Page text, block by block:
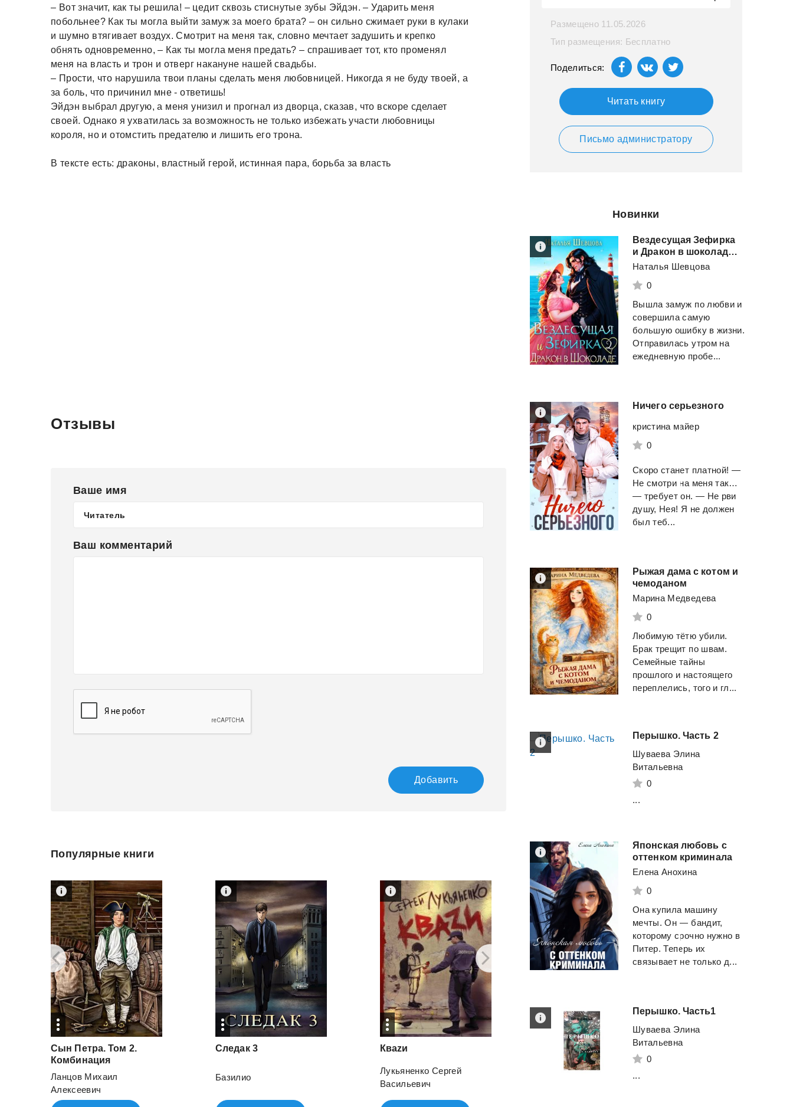
– Вот значит, как ты решила! – цедит сквозь стиснутые зубы Эйдэн. – Ударить меня
побольнее? Как ты могла выйти замуж за моего брата? – он сильно сжимает руки в кулаки
и шумно втягивает воздух. Смотрит на меня так, словно мечтает задушить и крепко
обнять одновременно, – Как ты могла меня предать? – спрашивает тот, кто променял
меня на власть и трон и отверг накануне нашей свадьбы.
– Прости, что нарушила твои планы сделать меня любовницей. Никогда я не буду твоей, а
за боль, что причинил мне - ответишь!
Эйдэн выбрал другую, а меня унизил и прогнал из дворца, сказав, что вскоре сделает
своей. Однако я ухватилась за возможность не только избежать участи любовницы
короля, но и отомстить предателю и лишить его трона.
В тексте есть: драконы, властный герой, истинная пара, борьба за власть
Отзывы
Ваше имя
Ваш комментарий
Добавить
Популярные книги
Сын Петра. Том 2.
Комбинация
Ланцов Михаил
Алексеевич
Следак 3
Базилио
Кваzи
Лукьяненко Сергей
Васильевич
Мажор 3
Соколов Вячеслав
Размещено 11.05.2026
Тип размещения: Бесплатно
Поделиться:
Читать книгу
Письмо администратору
Новинки
Вездесущая Зефирка
и Дракон в шоколаде - 2
Наталья Шевцова
0
Вышла замуж по любви и
совершила самую
большую ошибку в жизни.
Отправилась утром на
ежедневную пробе...
Ничего серьезного
кристина майер
0
Скоро станет платной! —
Не смотри на меня так…
— требует он. — Не рви
душу, Нея! Я не должен
был теб...
Рыжая дама с котом и
чемоданом
Марина Медведева
0
Любимую тëтю убили.
Брак трещит по швам.
Семейные тайны
прошлого и настоящего
переплелись, того и гл...
Перышко. Часть 2
Шуваева Элина
Витальевна
0
...
Японская любовь с
оттенком криминала
Елена Анохина
0
Она купила машину
мечты. Он — бандит,
которому срочно нужно в
Питер. Теперь их
связывает не только д...
Перышко. Часть1
Шуваева Элина
Витальевна
0
...